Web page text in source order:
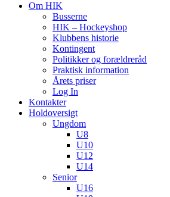
Om HIK
Busserne
HIK – Hockeyshop
Klubbens historie
Kontingent
Politikker og forældreråd
Praktisk information
Årets priser
Log In
Kontakter
Holdoversigt
Ungdom
U8
U10
U12
U14
Senior
U16